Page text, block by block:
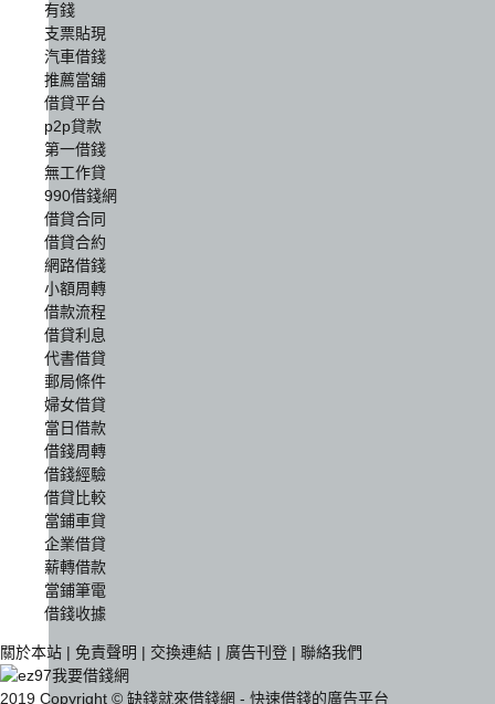
有錢
支票貼現
汽車借錢
推薦當舖
借貸平台
p2p貸款
第一借錢
無工作貸
990借錢網
借貸合同
借貸合約
網路借錢
小額周轉
借款流程
借貸利息
代書借貸
郵局條件
婦女借貸
當日借款
借錢周轉
借錢經驗
借貸比較
當鋪車貸
企業借貸
薪轉借款
當鋪筆電
借錢收據
關於本站 | 免責聲明 | 交換連結 | 廣告刊登 | 聯絡我們
2019 Copyright © 缺錢就來借錢網 - 快速借錢的廣告平台